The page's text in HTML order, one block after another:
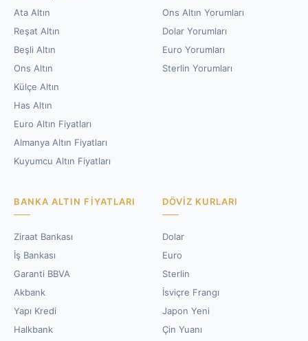
Ata Altın
Reşat Altın
Beşli Altın
Ons Altın
Külçe Altın
Has Altın
Euro Altın Fiyatları
Almanya Altın Fiyatları
Kuyumcu Altın Fiyatları
Ons Altın Yorumları
Dolar Yorumları
Euro Yorumları
Sterlin Yorumları
BANKA ALTIN FIYATLARI
Ziraat Bankası
İş Bankası
Garanti BBVA
Akbank
Yapı Kredi
Halkbank
DÖVIZ KURLARI
Dolar
Euro
Sterlin
İsviçre Frangı
Japon Yeni
Çin Yuanı